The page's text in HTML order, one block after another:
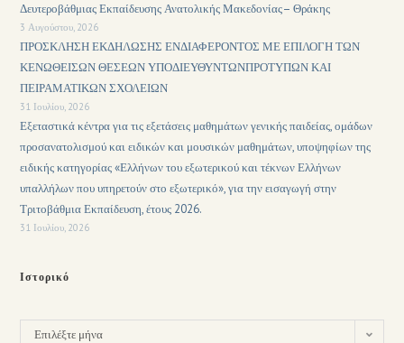
Δευτεροβάθμιας Εκπαίδευσης Ανατολικής Μακεδονίας– Θράκης
3 Αυγούστου, 2026
ΠΡΟΣΚΛΗΣΗ ΕΚΔΗΛΩΣΗΣ ΕΝΔΙΑΦΕΡΟΝΤΟΣ ΜΕ ΕΠΙΛΟΓΗ ΤΩΝ
ΚΕΝΩΘΕΙΣΩΝ ΘΕΣΕΩΝ ΥΠΟΔΙΕΥΘΥΝΤΩΝΠΡΟΤΥΠΩΝ ΚΑΙ
ΠΕΙΡΑΜΑΤΙΚΩΝ ΣΧΟΛΕΙΩΝ
31 Ιουλίου, 2026
Εξεταστικά κέντρα για τις εξετάσεις μαθημάτων γενικής παιδείας, ομάδων
προσανατολισμού και ειδικών και μουσικών μαθημάτων, υποψηφίων της
ειδικής κατηγορίας «Ελλήνων του εξωτερικού και τέκνων Ελλήνων
υπαλλήλων που υπηρετούν στο εξωτερικό», για την εισαγωγή στην
Τριτοβάθμια Εκπαίδευση, έτους 2026.
31 Ιουλίου, 2026
Ιστορικό
Επιλέξτε μήνα